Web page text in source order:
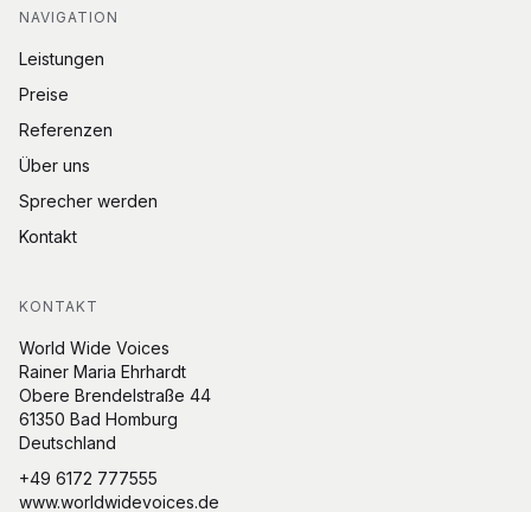
NAVIGATION
Leistungen
Preise
Referenzen
Über uns
Sprecher werden
Kontakt
KONTAKT
World Wide Voices
Rainer Maria Ehrhardt
Obere Brendelstraße 44
61350 Bad Homburg
Deutschland
+49 6172 777555
www.worldwidevoices.de